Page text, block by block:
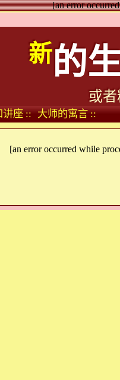
[an error
新的
或
讲座 :: 大师的寓言 ::
[an error occurred while